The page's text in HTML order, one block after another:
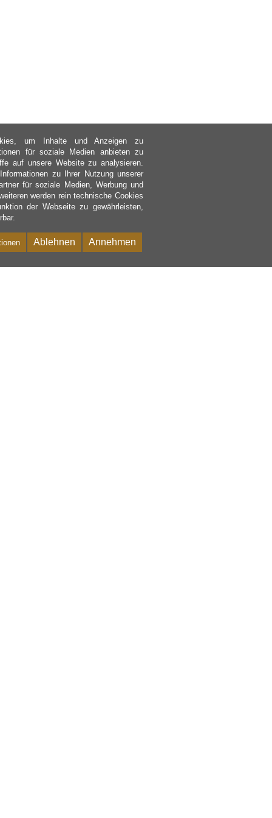
um Inhalte und Anzeigen zu
für soziale Medien anbieten zu
auf unsere Website zu analysieren.
zu Ihrer Nutzung unserer
für soziale Medien, Werbung und
werden rein technische Cookies
der Webseite zu gewährleisten,
Annehmen
Ablehnen